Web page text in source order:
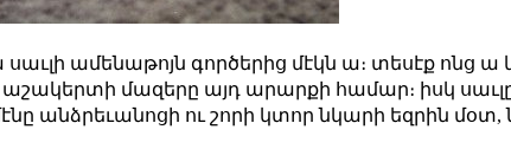
սաւլի ամենաթոյն գործերից մէկն ա։ տեսէք ոնց
մազերը այդ արարքի համար։ իսկ
անձրեւանոցի ու շորի կտոր նկարի եզրին